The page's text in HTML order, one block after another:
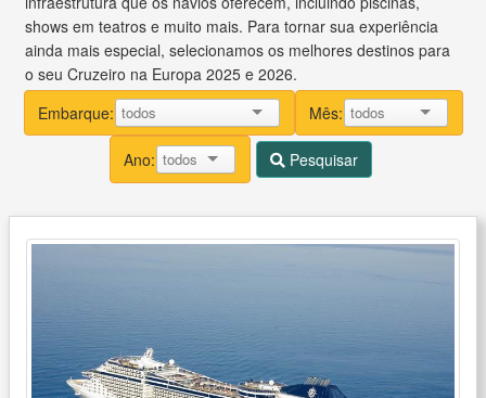
shows em teatros e muito mais. Para tornar sua experiência
ainda mais especial, selecionamos os melhores destinos para
o seu Cruzeiro na Europa 2025 e 2026.
Embarque:
Mês:
Ano: Pesquisar